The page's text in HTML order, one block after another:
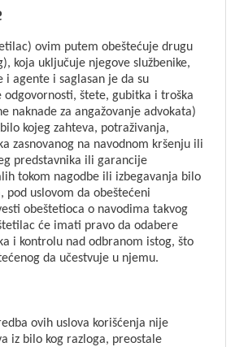
ovim putem obeštećuje drugu
koja uključuje njegove službenike,
i agente i saglasan je da su
odgovornosti, štete, gubitka i troška
naknade za angažovanje advokata)
kojeg zahteva, potraživanja,
zasnovanog na navodnom kršenju ili
predstavnika ili garancije
tokom nagodbe ili izbegavanja bilo
pod uslovom da obeštećeni
obeštetioca o navodima takvog
će imati pravo da odabere
i kontrolu nad odbranom istog, što
da učestvuje u njemu.
ovih uslova korišćenja nije
iz bilo kog razloga, preostale